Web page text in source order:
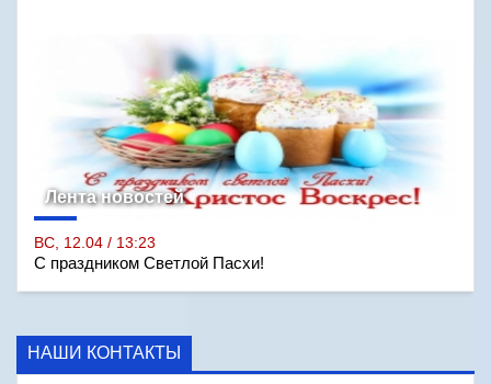
Лента новостей
ВС, 12.04 / 13:23
С праздником Светлой Пасхи!
НАШИ КОНТАКТЫ